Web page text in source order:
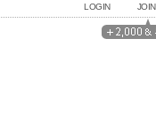
LOGIN JOIN